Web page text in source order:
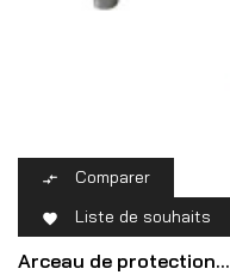
 Comparer
 Liste de souhaits
Arceau de protection...